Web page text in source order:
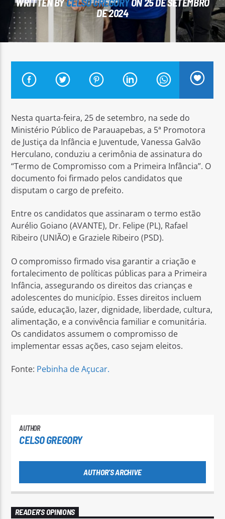
Arara Azul FM
DE 2024
Nesta quarta-feira, 25 de setembro, na sede do
Ministério Público de Parauapebas, a 5ª Promotora
de Justiça da Infância e Juventude, Vanessa Galvão
Herculano, conduziu a cerimônia de assinatura do
“Termo de Compromisso com a Primeira Infância”. O
documento foi firmado pelos candidatos que
disputam o cargo de prefeito.
Entre os candidatos que assinaram o termo estão
Aurélio Goiano (AVANTE), Dr. Felipe (PL), Rafael
Ribeiro (UNIÃO) e Graziele Ribeiro (PSD).
O compromisso firmado visa garantir a criação e
fortalecimento de políticas públicas para a Primeira
Infância, assegurando os direitos das crianças e
adolescentes do município. Esses direitos incluem
saúde, educação, lazer, dignidade, liberdade, cultura,
alimentação, e a convivência familiar e comunitária.
Os candidatos assumem o compromisso de
implementar essas ações, caso sejam eleitos.
Fonte: Pebinha de Açucar.
AUTHOR
CELSO GREGORY
AUTHOR'S ARCHIVE
READER'S OPINIONS